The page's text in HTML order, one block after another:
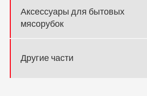
Аксессуары для бытовых
мясорубок
Другие части